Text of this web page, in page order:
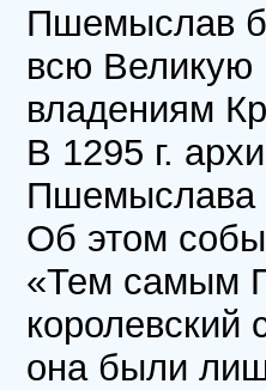
Пшемыслав
всю Великую
владениям
В 1295 г.
Пшемыслава
Об этом
«Тем самым
королевский
она были